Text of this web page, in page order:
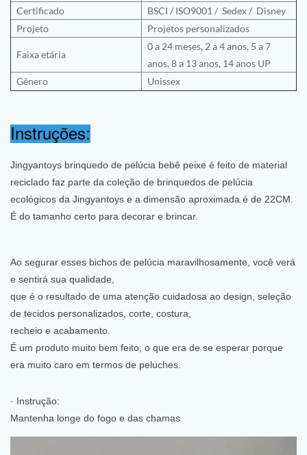
Certificado
BSCI / ISO9001 / Sedex / Disney
Projeto
Projetos personalizados
Faixa etária
0 a 24 meses, 2 a 4 anos, 5 a 7
anos, 8 a 13 anos, 14 anos UP
Gênero
Unissex
Instruções:
Jingyantoys brinquedo de pelúcia bebê peixe é feito de material
reciclado faz parte da coleção de brinquedos de pelúcia
ecológicos da Jingyantoys e a dimensão aproximada é de 22CM.
É do tamanho certo para decorar e brincar.
Ao segurar esses bichos de pelúcia maravilhosamente, você verá
e sentirá sua qualidade,
que é o resultado de uma atenção cuidadosa ao design, seleção
de tecidos personalizados, corte, costura,
recheio e acabamento.
É um produto muito bem feito, o que era de se esperar porque
era muito caro em termos de peluches.
· Instrução:
Mantenha longe do fogo e das chamas